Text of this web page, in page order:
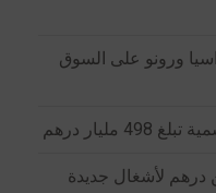
ورونو على السوق
درهم
تخصص 5.04 ملايين درهم لأشغال جديدة